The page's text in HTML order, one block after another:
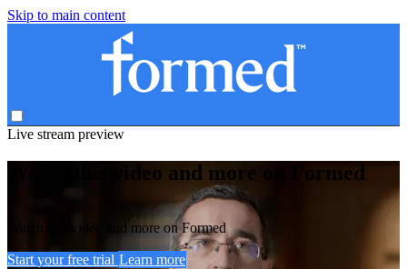
Skip to main content
Live stream preview
Watch this video and more on Formed
Watch this video and more on Formed
Start your free trial Learn more